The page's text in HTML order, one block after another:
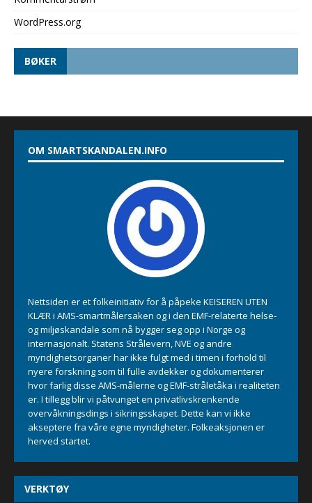
WordPress.org
BØKER
OM SMARTSKANDALEN.INFO
Nettsiden er et folkeinitiativ for å påpeke KEISEREN UTEN
KLÆR i AMS-smartmålersaken og i den EMF-relaterte helse-
og miljøskandale som nå bygger seg opp i Norge og
internasjonalt. Statens Strålevern, NVE og andre
myndighetsorganer har ikke fulgt med i timen i forhold til
nyere forskning som til fulle avdekker og dokumenterer
hvor farlig disse AMS-målerne og EMF-stråletåka i realiteten
er. I tillegg blir vi påtvunget en privatlivskrenkende
overvåkningsdings i sikringsskapet. Dette kan vi ikke
akseptere fra våre egne myndigheter. Folkeaksjonen er
herved startet.
VERKTØY